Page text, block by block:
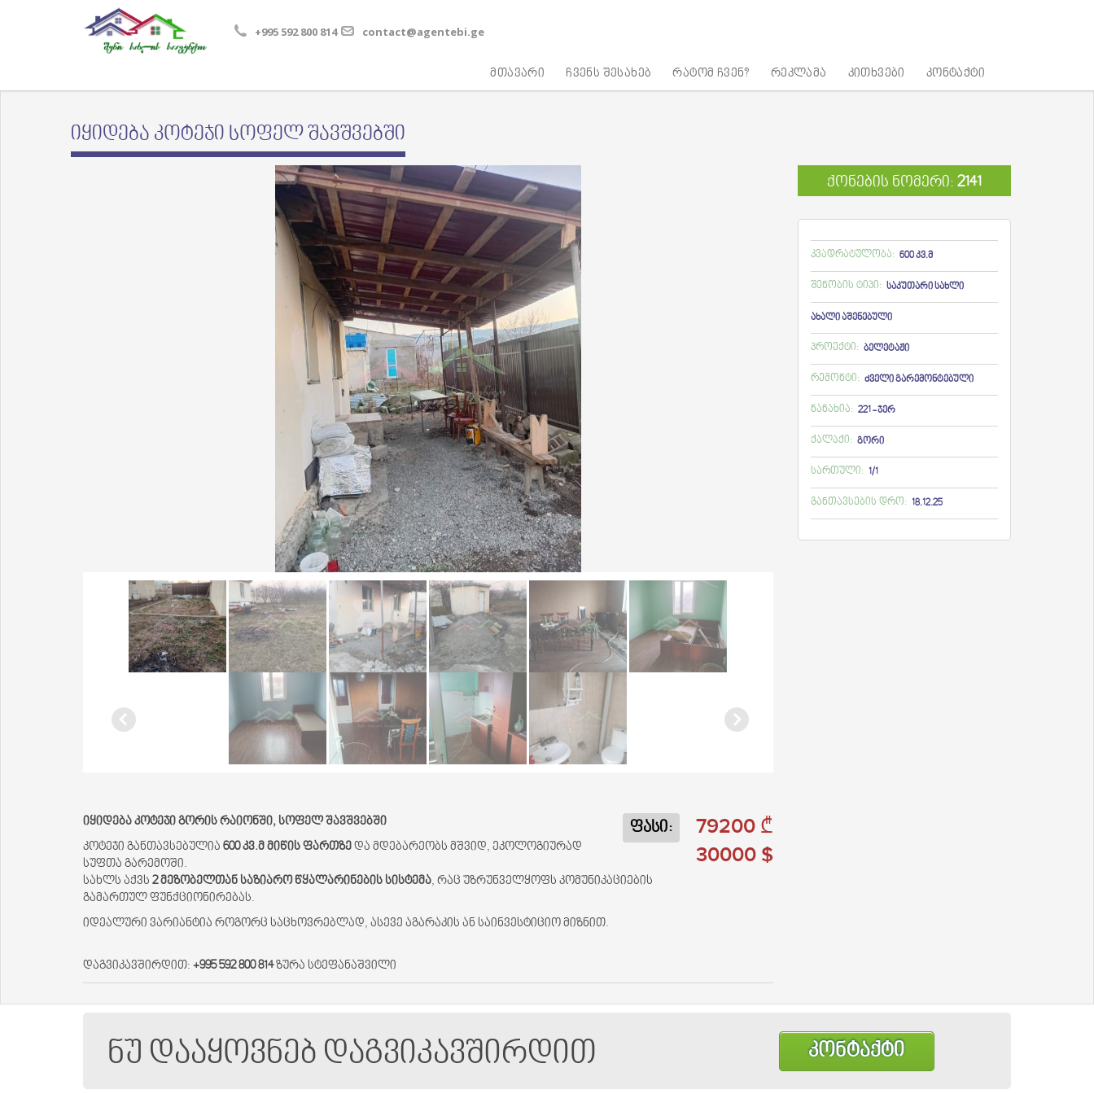
+995 592 800 814 contact@agentebi.ge
მთავარი ჩვენს შესახებ რატომ ჩვენ? რეკლამა კითხვები კონტაქტი
იყიდება კოტეჯი სოფელ შავშვებში
79200 ₾
30000 $
ფასი:
იყიდება კოტეჯი გორის რაიონში, სოფელ შავშვებში
კოტეჯი განთავსებულია 600 კვ.მ მიწის ფართზე და მდებარეობს მშვიდ, ეკოლოგიურად
სუფთა გარემოში.
სახლს აქვს 2 მეზობელთან საზიარო წყალარინების სისტემა, რაც უზრუნველყოფს კომუნიკაციების
გამართულ ფუნქციონირებას.
იდეალური ვარიანტია როგორც საცხოვრებლად, ასევე აგარაკის ან საინვესტიციო მიზნით.
დაგვიკავშირდით: +995 592 800 814ზურა სტეფანაშვილი
ქონების ნომერი: 2141
კვადრატულობა: 600 კვ.მ
შენობის ტიპი: საკუთარი სახლი
ახალი აშენებული
პროექტი: ბელეტაჟი
რემონტი: ძველი გარემონტებული
ნანახია: 221 - ჯერ
ქალაქი: გორი
სართული: 1/1
განთავსების დრო: 18.12.25
ნუ დააყოვნებ დაგვიკავშირდით კონტაქტი